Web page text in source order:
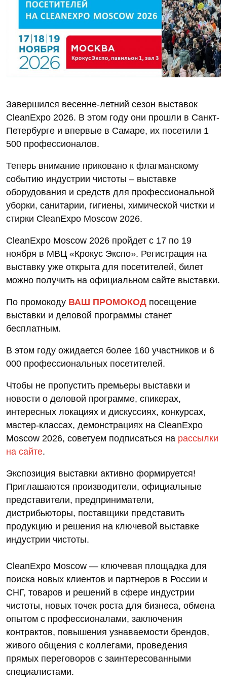
Завершился весенне-летний сезон выставок
CleanExpo 2026. В этом году они прошли в Санкт-
Петербурге и впервые в Самаре, их посетили 1
500 профессионалов.
Теперь внимание приковано к флагманскому
событию индустрии чистоты – выставке
оборудования и средств для профессиональной
уборки, санитарии, гигиены, химической чистки и
стирки CleanExpo Moscow 2026.
CleanExpo Moscow 2026 пройдет с 17 по 19
ноября в МВЦ «Крокус Экспо». Регистрация на
выставку уже открыта для посетителей, билет
можно получить на официальном сайте выставки.
По промокоду ВАШ ПРОМОКОД посещение
выставки и деловой программы станет
бесплатным.
В этом году ожидается более 160 участников и 6
000 профессиональных посетителей.
Чтобы не пропустить премьеры выставки и
новости о деловой программе, спикерах,
интересных локациях и дискуссиях, конкурсах,
мастер-классах, демонстрациях на CleanExpo
Moscow 2026, советуем подписаться на рассылки
на сайте.
Экспозиция выставки активно формируется!
Приглашаются производители, официальные
представители, предприниматели,
дистрибьюторы, поставщики представить
продукцию и решения на ключевой выставке
индустрии чистоты.
CleanExpo Moscow — ключевая площадка для
поиска новых клиентов и партнеров в России и
СНГ, товаров и решений в сфере индустрии
чистоты, новых точек роста для бизнеса, обмена
опытом с профессионалами, заключения
контрактов, повышения узнаваемости брендов,
живого общения с коллегами, проведения
прямых переговоров с заинтересованными
специалистами.